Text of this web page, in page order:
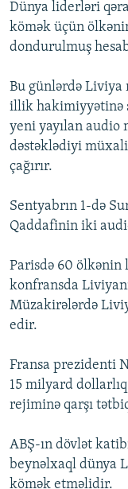
QANUNI DOĞRU
ARAŞDIRMA
VIDEO
FOTOQALEREYA
İNFOQRAFIKA
KARIKATURA
RADIO ARXIV
OXU ZALI
AZƏRBAYCAN
İSLAM VƏ
İZ - MƏDƏNIYYƏT
HAQQIMIZDA
MISSIYAMIZ
PEŞƏ ETIKASI VƏ
AZADLIQRADIOSU
BIZIMLƏ ƏLAQƏ
XƏBƏR
BIZI IZLƏ
RFE/RL-in
Dünya liderləri
kömək üçün
dondurulmuş
Bu günlərdə
illik hakimiyyətinə
yeni yayılan audio
dəstəklədiyi
çağırır.
Sentyabrın 1-də
Qaddafinin iki
Parisdə 60 ölkənin
konfransda
Müzakirələrdə
edir.
Fransa prezidenti
15 milyard
rejiminə qarşı
ABŞ-ın dövlət
beynəlxaql dünya
kömək etməlidir.